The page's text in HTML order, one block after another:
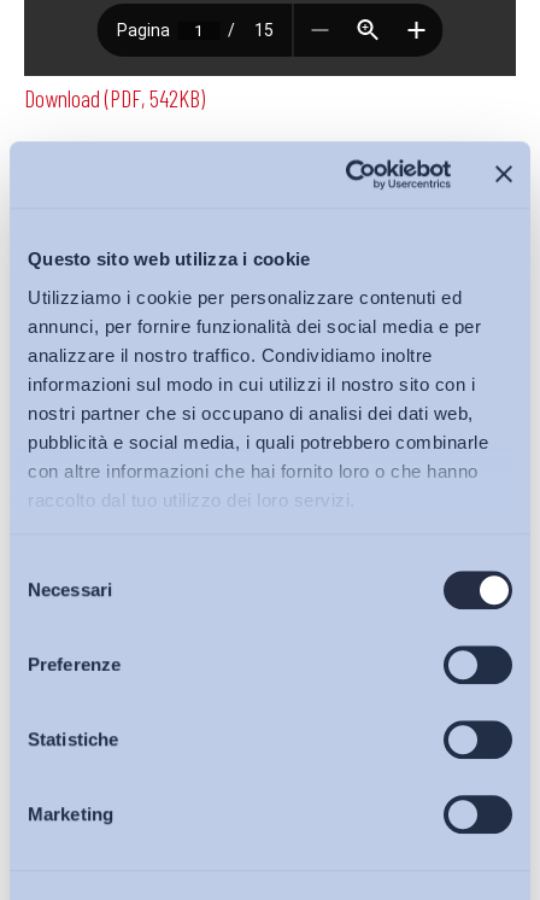
Questo sito web utilizza i cookie
Utilizziamo i cookie per personalizzare contenuti ed
annunci, per fornire funzionalità dei social media e per
analizzare il nostro traffico. Condividiamo inoltre
informazioni sul modo in cui utilizzi il nostro sito con i
nostri partner che si occupano di analisi dei dati web,
pubblicità e social media, i quali potrebbero combinarle
con altre informazioni che hai fornito loro o che hanno
raccolto dal tuo utilizzo dei loro servizi.
delNecessari
Preferenze
Statistiche
Marketing
Bollettini ADAPT
Articoli
Osservatori
Eventi
Download (PDF, 542KB)
Iscriviti alla Newsletter